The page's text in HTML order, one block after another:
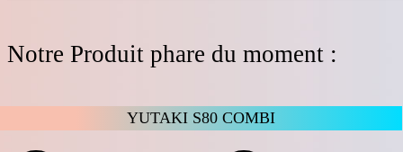
YUTAKI S80 COMBI
Notre Produit phare du moment :